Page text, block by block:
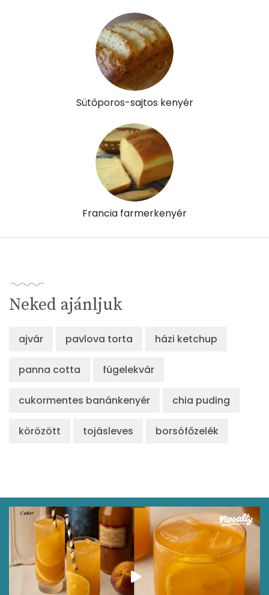
Sütőporos-sajtos kenyér
Francia farmerkenyér
Neked ajánljuk
ajvár pavlova torta házi ketchup
panna cotta fügelekvár
cukormentes banánkenyér chia puding
körözött tojásleves borsófőzelék